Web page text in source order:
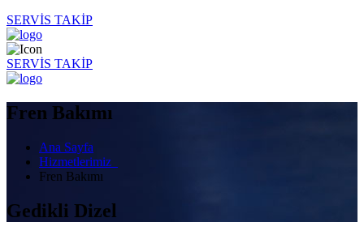
SERVİS TAKİP
SERVİS TAKİP
Fren Bakımı
Ana Sayfa
Hizmetlerimiz
Fren Bakımı
Gedikli Dizel